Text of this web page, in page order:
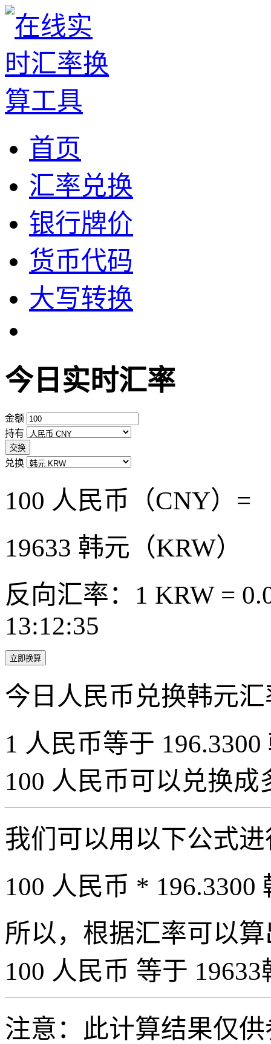
首页
汇率兑换
银行牌价
货币代码
大写转换
今日实时汇率
金额
持有
交换
兑换
100 人民币（CNY）=
19633 韩元（KRW）
反向汇率：1 KRW =
13:12:35
立即换算
今日人民币兑换韩元
1 人民币等于
100 人民币可以兑换成
我们可以用以下公式
100 人民币 * 196.3300
所以，根据汇率可以
100 人民币 等于
注意：此计算结果仅